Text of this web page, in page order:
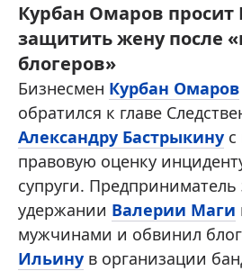
Курбан Омаров просит
защитить жену после
блогеров»
Бизнесмен Курбан Омаров
обратился к главе
Александру Бастрыкину
правовую оценку
супруги.
удержании Валерии Маги
мужчинами и обвинил
Ильину в организации